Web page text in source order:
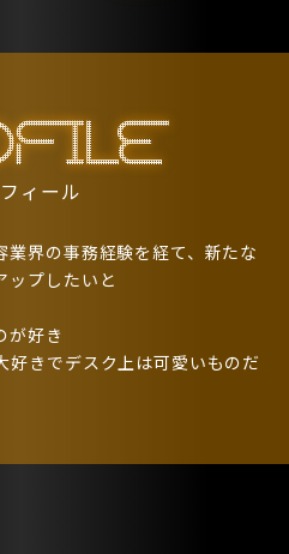
ィール
業界の事務経験を経て、新たな
ップしたいと
が好き
好きでデスク上は可愛いものだ